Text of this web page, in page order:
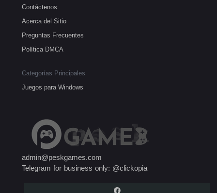
Contáctenos
Acerca del Sitio
Preguntas Frecuentes
Política DMCA
Categorías Principales
Juegos para Windows
admin@peskgames.com
Telegram for business only: @clickopia